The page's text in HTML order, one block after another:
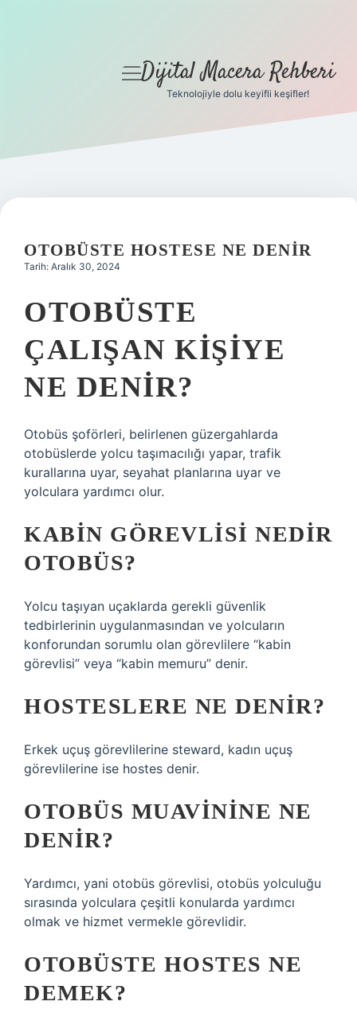
Gizlilik Politikası
Yasal Uyarı
menüyü
Dijital Macera Rehberi
Teknolojiyle dolu keyifli keşifler!
OTOBÜSTE HOSTESE NE DENIR
Tarih: Aralık 30, 2024
OTOBÜSTE
ÇALIŞAN KIŞIYE
NE DENIR?
Otobüs şoförleri, belirlenen güzergahlarda
otobüslerde yolcu taşımacılığı yapar, trafik
kurallarına uyar, seyahat planlarına uyar ve
yolculara yardımcı olur.
KABIN GÖREVLISI NEDIR
OTOBÜS?
Yolcu taşıyan uçaklarda gerekli güvenlik
tedbirlerinin uygulanmasından ve yolcuların
konforundan sorumlu olan görevlilere “kabin
görevlisi” veya “kabin memuru” denir.
HOSTESLERE NE DENIR?
Erkek uçuş görevlilerine steward, kadın uçuş
görevlilerine ise hostes denir.
OTOBÜS MUAVININE NE
DENIR?
Yardımcı, yani otobüs görevlisi, otobüs yolculuğu
sırasında yolculara çeşitli konularda yardımcı
olmak ve hizmet vermekle görevlidir.
OTOBÜSTE HOSTES NE
DEMEK?